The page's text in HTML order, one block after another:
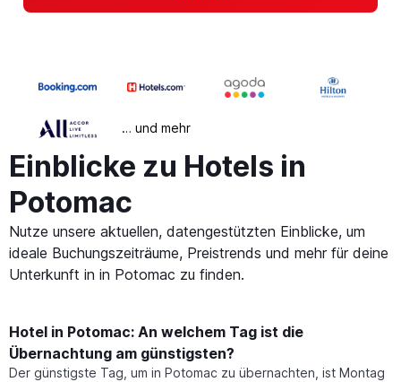
… und mehr
Einblicke zu Hotels in
Potomac
Nutze unsere aktuellen, datengestützten Einblicke, um
ideale Buchungszeiträume, Preistrends und mehr für deine
Unterkunft in in Potomac zu finden.
Hotel in Potomac: An welchem Tag ist die
Übernachtung am günstigsten?
Der günstigste Tag, um in Potomac zu übernachten, ist Montag